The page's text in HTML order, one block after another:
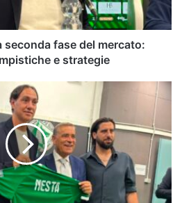
seconda fase del mercato:
e strategie